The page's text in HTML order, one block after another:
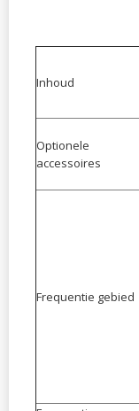
Inhoud
Optionele
accessoires
Frequentie gebied